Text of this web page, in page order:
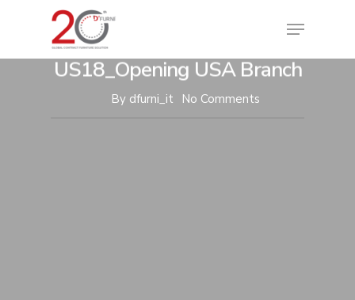
US18_Opening USA Branch
By dfurni_it No Comments